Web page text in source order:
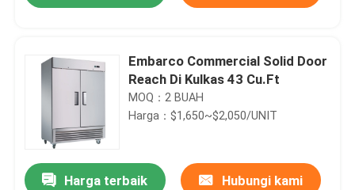
Embarco Commercial Solid Door
Reach Di Kulkas 43 Cu.Ft
MOQ：2 BUAH
Harga：$1,650~$2,050/UNIT
Harga terbaik Hubungi kami